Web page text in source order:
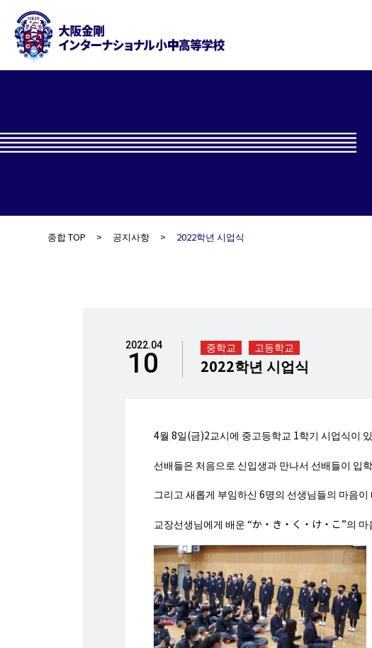
종합 TOP 공지사항 2022학년 시업식
2022.04
10
중학교 고등학교
2022학년 시업식
4월 8일(금)2교시에 중고등학교 1학기 시업식이
선배들은 처음으로 신입생과 만나서 선배들이 입
그리고 새롭게 부임하신 6명의 선생님들의 마음
교장선생님에게 배운 “か・き・く・け・こ”의